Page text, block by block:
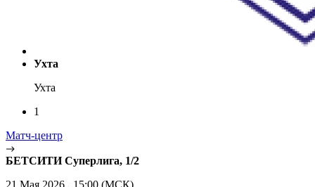
Ухта
Ухта
1
Матч-центр
БЕТСИТИ Суперлига, 1/2
21 Мая 2026 , 15:00 (МСК)